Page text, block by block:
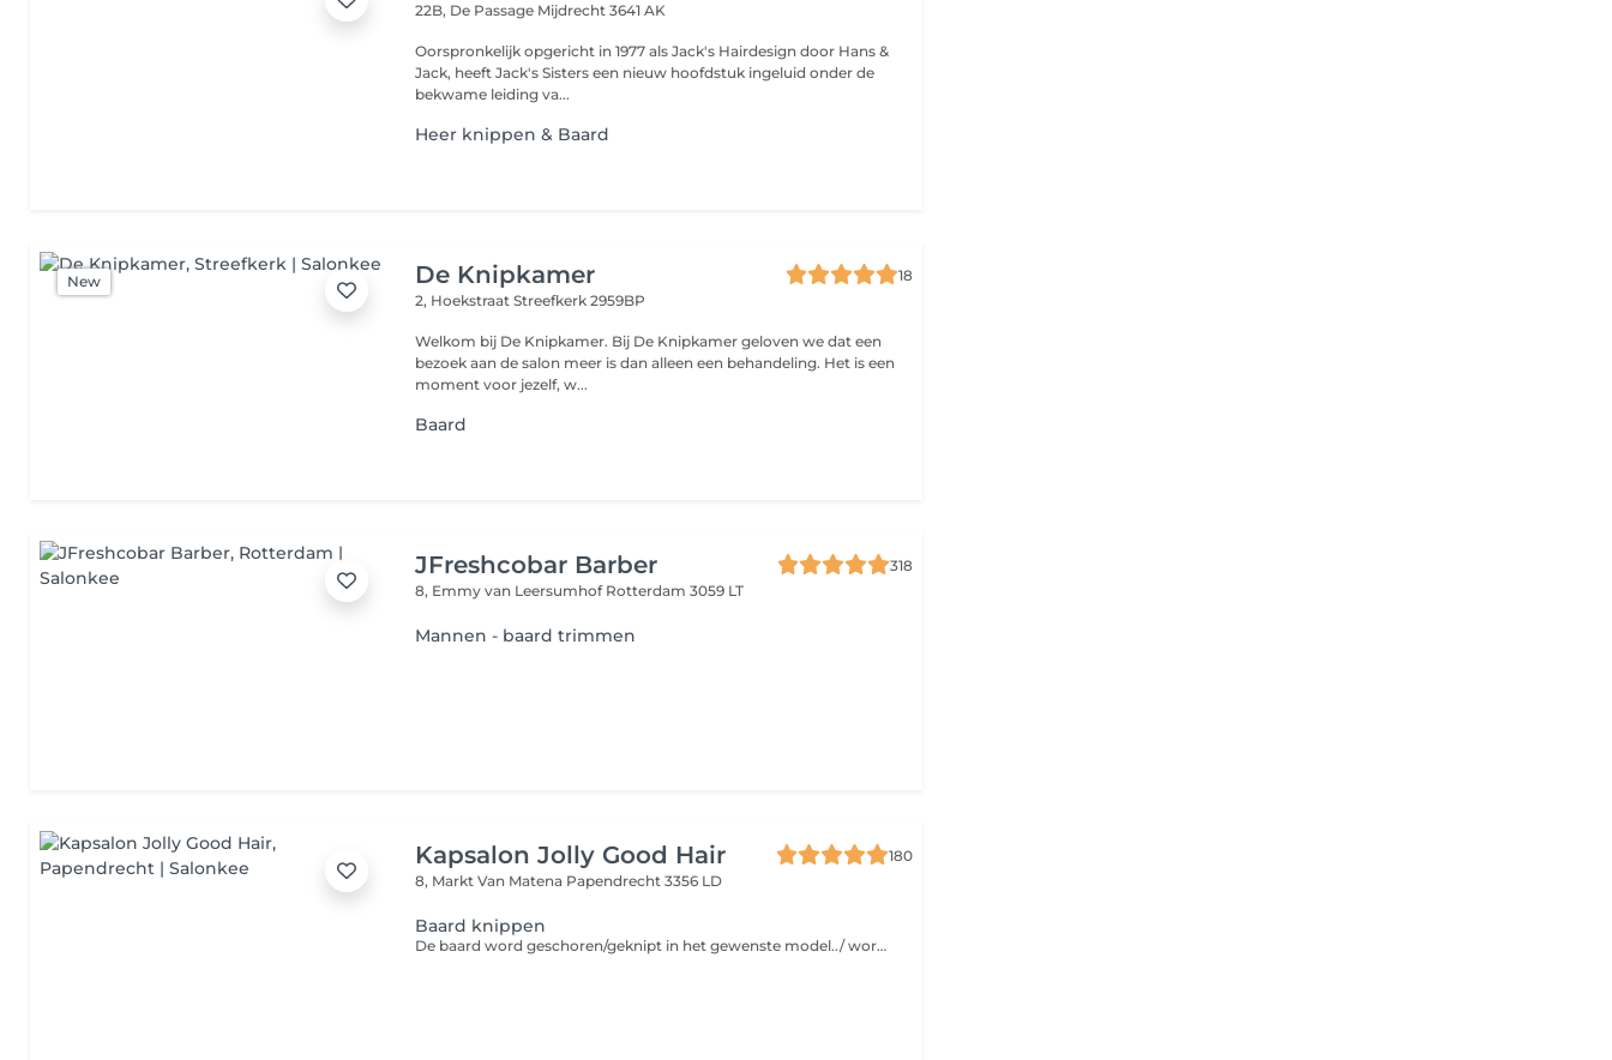
22B, De Passage Mijdrecht 3641 AK
Oorspronkelijk opgericht in 1977 als Jack's Hairdesign door Hans &
Jack, heeft Jack's Sisters een nieuw hoofdstuk ingeluid onder de
bekwame leiding va...
Heer knippen & Baard
New De Knipkamer
18
2, HoekstraatStreefkerk 2959BP
Welkom bij De Knipkamer. Bij De Knipkamer geloven we dat een
bezoek aan de salon meer is dan alleen een behandeling. Het is een
moment voor jezelf, w...
Baard
JFreshcobar Barber
318
8, Emmy van Leersumhof Rotterdam 3059 LT
Mannen - baard trimmen
Kapsalon Jolly Good Hair
180
8, Markt Van Matena Papendrecht 3356 LD
Baard knippen
De baard word geschoren/geknipt in het gewenste model../ wordt geen mes/ scheerschuim gebruikt i v m hygiene